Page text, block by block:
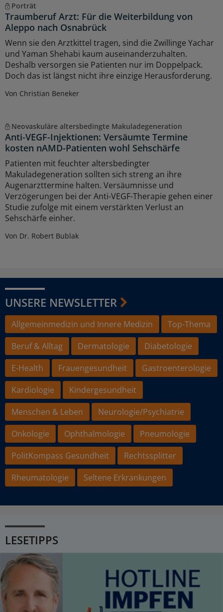
Porträt
Traumberuf Arzt: Für die Weiterbildung von
Aleppo nach Osnabrück
Wenn sie den Arztkittel tragen, sind die Zwillinge Yachar
und Yaman Shehabi kaum auseinanderzuhalten.
Deshalb versorgen sie Patienten nur im Doppelpack.
Doch das ist längst nicht ihre einzige Herausforderung.
Von Christian Beneker
Neovaskuläre altersbedingte Makuladegeneration
Anti-VEGF-Injektionen: Versäumte Termine
kosten nAMD-Patienten wohl Sehschärfe
Patienten mit feuchter altersbedingter
Makuladegeneration sollten sich streng an ihre
Augenarzttermine halten. Versäumnisse und
Verzögerungen bei der Anti-VEGF-Therapie gehen einer
Studie zufolge mit einem verstärkten Verlust an
Sehschärfe einher.
Von Dr. Robert Bublak
UNSERE NEWSLETTER
Allgemeinmedizin und Innere Medizin
Top-Thema
Beruf & Alltag
Dermatologie
Diabetologie
E-Health
Frauengesundheit
Gastroenterologie
Kardiologie
Kindergesundheit
Menschen & Leben
Neurologie/Psychiatrie
Onkologie
Ophthalmologie
Pneumologie
PolitKompass Gesundheit
Rechtssplitter
Rheumatologie
Seltene Erkrankungen
LESETIPPS